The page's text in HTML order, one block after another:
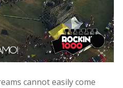
cannot easily come